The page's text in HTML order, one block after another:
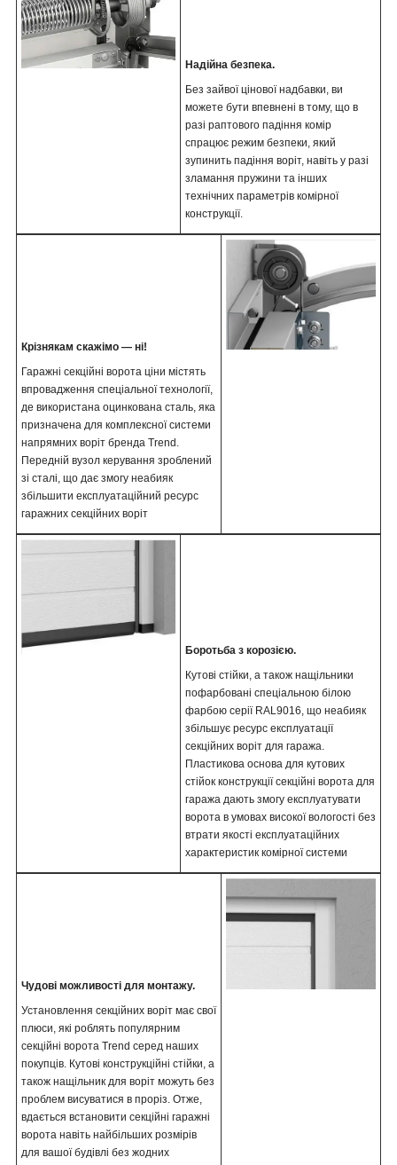
Надійна безпека.
Без зайвої цінової надбавки, ви
можете бути впевнені в тому, що в
разі раптового падіння комір
спрацює режим безпеки, який
зупинить падіння воріт, навіть у разі
зламання пружини та інших
технічних параметрів комірної
конструкції.
Крізнякам скажімо — ні!
Гаражні секційні ворота ціни містять
впровадження спеціальної технології,
де використана оцинкована сталь, яка
призначена для комплексної системи
напрямних воріт бренда Trend.
Передній вузол керування зроблений
зі сталі, що дає змогу неабияк
збільшити експлуатаційний ресурс
гаражних секційних воріт
Боротьба з корозією.
Кутові стійки, а також нащільники
пофарбовані спеціальною білою
фарбою серії RAL9016, що неабияк
збільшує ресурс експлуатації
секційних воріт для гаража.
Пластикова основа для кутових
стійок конструкції секційні ворота для
гаража дають змогу експлуатувати
ворота в умовах високої вологості без
втрати якості експлуатаційних
характеристик комірної системи
Чудові можливості для монтажу.
Установлення секційних воріт має свої
плюси, які роблять популярним
секційні ворота Trend серед наших
покупців. Кутові конструкційні стійки, а
також нащільник для воріт можуть без
проблем висуватися в проріз. Отже,
вдається встановити секційні гаражні
ворота навіть найбільших розмірів
для вашої будівлі без жодних